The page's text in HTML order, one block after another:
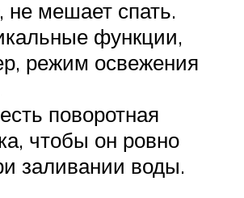
не мешает спать.
функции,
режим освежения
поворотная
чтобы он ровно
заливании воды.